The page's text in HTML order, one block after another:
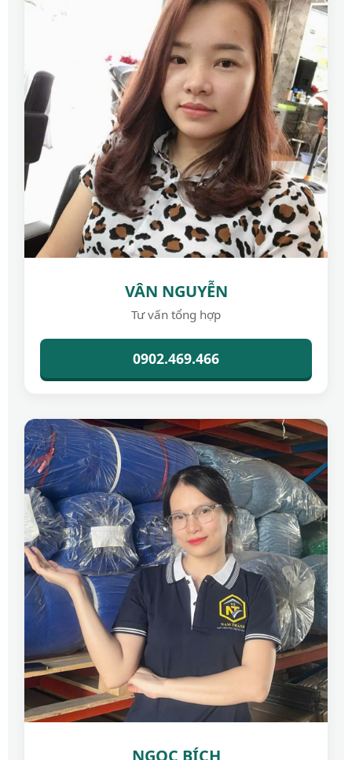
VÂN NGUYỄN
Tư vấn tổng hợp
0902.469.466
NGỌC BÍCH